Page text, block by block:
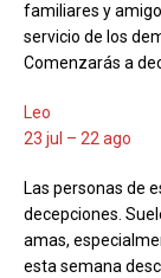
familiares y
servicio de los
Comenzarás a
Leo
23 jul – 22 ago
Las personas de
decepciones.
amas,
esta semana